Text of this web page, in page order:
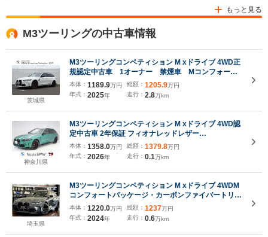
もっと見る
M3ツーリングの中古車情報
茨城県
M3ツーリングコンペティション M xドライブ 4WD正
規認定中古車 1オーナー 禁煙車 Mコンフォート
PKG ステアリングホイールヒーター アコースティ
ックガラス ラゲージコンパートメントPKG アクテ
ィブベンチレーションシート パーキングアシストプ
ラス TV
本体： 1189.9万円
年式： 2025年
総額： 1205.9万円
走行： 2.8万km
神奈川県
M3ツーリングコンペティション M xドライブ 4WD認
定中古車 2年保証 フィオナレッドレザー
Harman/Kardon 19インチAW アクティブクルーズコ
ントロール パドルシフト 全周囲カメラ 前後センサー
アダプティブLED 衝突軽減 車線逸脱 ヘッドアップデ
ィスプレイ USB
本体： 1358.0万円
年式： 2026年
総額： 1379.8万円
走行： 0.1万km
埼玉県
M3ツーリングコンペティション M xドライブ 4WDM
コンフォートパッケージ・カーボンファイバートリ
ム・M Driveプロフェッショナル・パーキングアシス
トプラス・シートヒーター・ベンチレーション・フル
レザーメリノブラック・ドラレコ
本体： 1220.0万円
年式： 2024年
総額： 1237万円
走行： 0.6万km